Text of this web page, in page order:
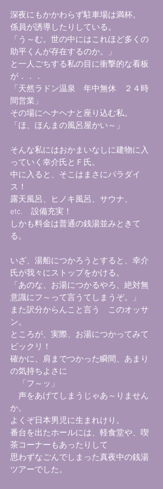
深夜にもかかわらず駐車場は満杯。
係員が誘導したりしている。
「う～む。世の中にはこれほど多くの
助平くんが存在するのか。」
と一人ごちする私の目に衝撃的な看板
が．．．
「天然ラドン温泉 年中無休 ２４時
間営業」
その場にヘナヘナと座り込む私。
「ほ、ほんまの風呂屋かい～」
そんな私にはおかまいなしに建物に入
っていく幸介氏とＦ氏。
中に入ると、そこはまさにパラダイ
ス！
露天風呂、ヒノキ風呂、サウナ、
etc. 設備充実！
しかも料金は普通の銭湯並みときて
る。
いざ、湯船につかろうとすると、幸介
氏が我々にストップをかける。
「あのな、お湯につかるやろ、絶対無
意識にフ～って言うてしまうぞ。」
また訳分からんこと言う このオッサ
ン。
ところが、実際、お湯につかってみて
ビックリ！
確かに、肩までつかった瞬間、あまり
の気持ちよさに
「フ～ッ」
声をあげてしまうじゃあ～りません
か。
よくぞ日本男児に生まれけり。
番台を出たホールには、軽食堂や、喫
茶コーナーもあったりして
思わずなごんでしまった真夜中の銭湯
ツアーでした。